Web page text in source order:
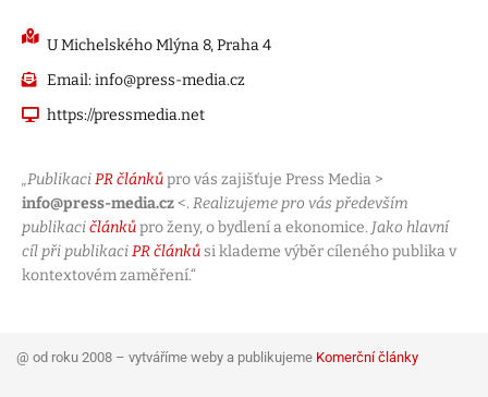
U Michelského Mlýna 8, Praha 4
Email: info@press-media.cz
https://pressmedia.net
„PublikaciPR článkůpro vás zajišťuje Press Media >
info@press-media.cz <. Realizujeme pro vás především
publikacičlánkůpro ženy, o bydlení a ekonomice. Jako hlavní
cíl při publikaciPR článků si klademe výběr cíleného publika v
kontextovém zaměření.“
@ od roku 2008 – vytváříme weby a publikujeme Komerční články